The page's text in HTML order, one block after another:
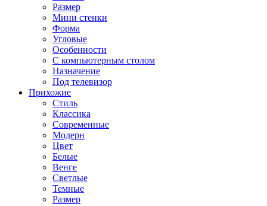
Размер
Мини стенки
Форма
Угловые
Особенности
С компьютерным столом
Назначение
Под телевизор
Прихожие
Стиль
Классика
Современные
Модерн
Цвет
Белые
Венге
Светлые
Темные
Размер